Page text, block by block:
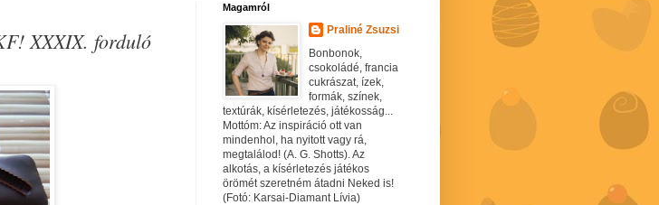
XXXIX. forduló
Magamról
Praliné Zsuzsi
Bonbonok,
csokoládé, francia
cukrászat, ízek,
formák, színek,
textúrák, kísérletezés, játékosság...
Mottóm: Az inspiráció ott van
mindenhol, ha nyitott vagy rá,
megtalálod! (A. G. Shotts). Az
alkotás, a kísérletezés játékos
örömét szeretném átadni Neked is!
(Fotó: Karsai-Diamant Lívia)